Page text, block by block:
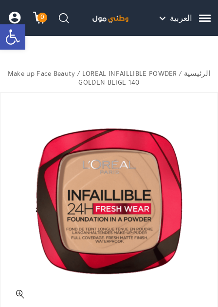
هل نزلت التطبيق ليصلك كل جديد ؟
العربية 0
עגלתחיפוש
الرئيسية /
Make up Face Beauty/ LOREAL INFAILLIBLE POWDER
GOLDEN BEIGE 140